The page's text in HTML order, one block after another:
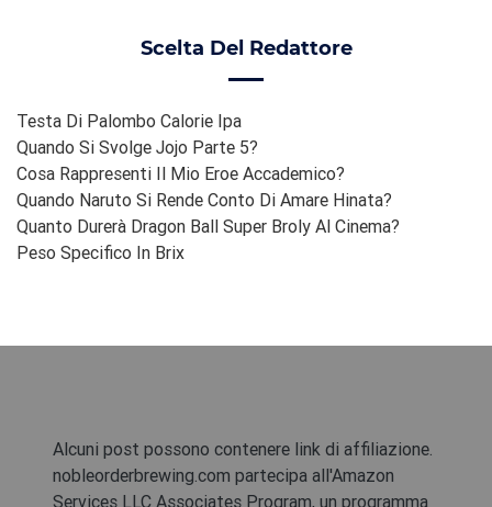
Scelta Del Redattore
Testa Di Palombo Calorie Ipa
Quando Si Svolge Jojo Parte 5?
Cosa Rappresenti Il ​​mio Eroe Accademico?
Quando Naruto Si Rende Conto Di Amare Hinata?
Quanto Durerà Dragon Ball Super Broly Al Cinema?
Peso Specifico In Brix
Alcuni post possono contenere link di affiliazione.
nobleorderbrewing.com partecipa all'Amazon
Services LLC Associates Program, un programma